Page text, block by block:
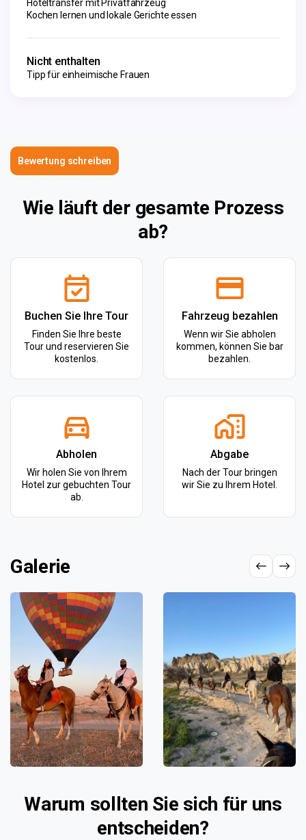
Hoteltransfer mit Privatfahrzeug
Kochen lernen und lokale Gerichte essen
Nicht enthalten
Tipp für einheimische Frauen
Bewertung schreiben
Wie läuft der gesamte Prozess
ab?
Buchen Sie Ihre Tour
Finden Sie Ihre beste
Tour und reservieren Sie
kostenlos.
Fahrzeug bezahlen
Wenn wir Sie abholen
kommen, können Sie bar
bezahlen.
Abholen
Wir holen Sie von Ihrem
Hotel zur gebuchten Tour
ab.
Abgabe
Nach der Tour bringen
wir Sie zu Ihrem Hotel.
Galerie
Warum sollten Sie sich für uns
entscheiden?